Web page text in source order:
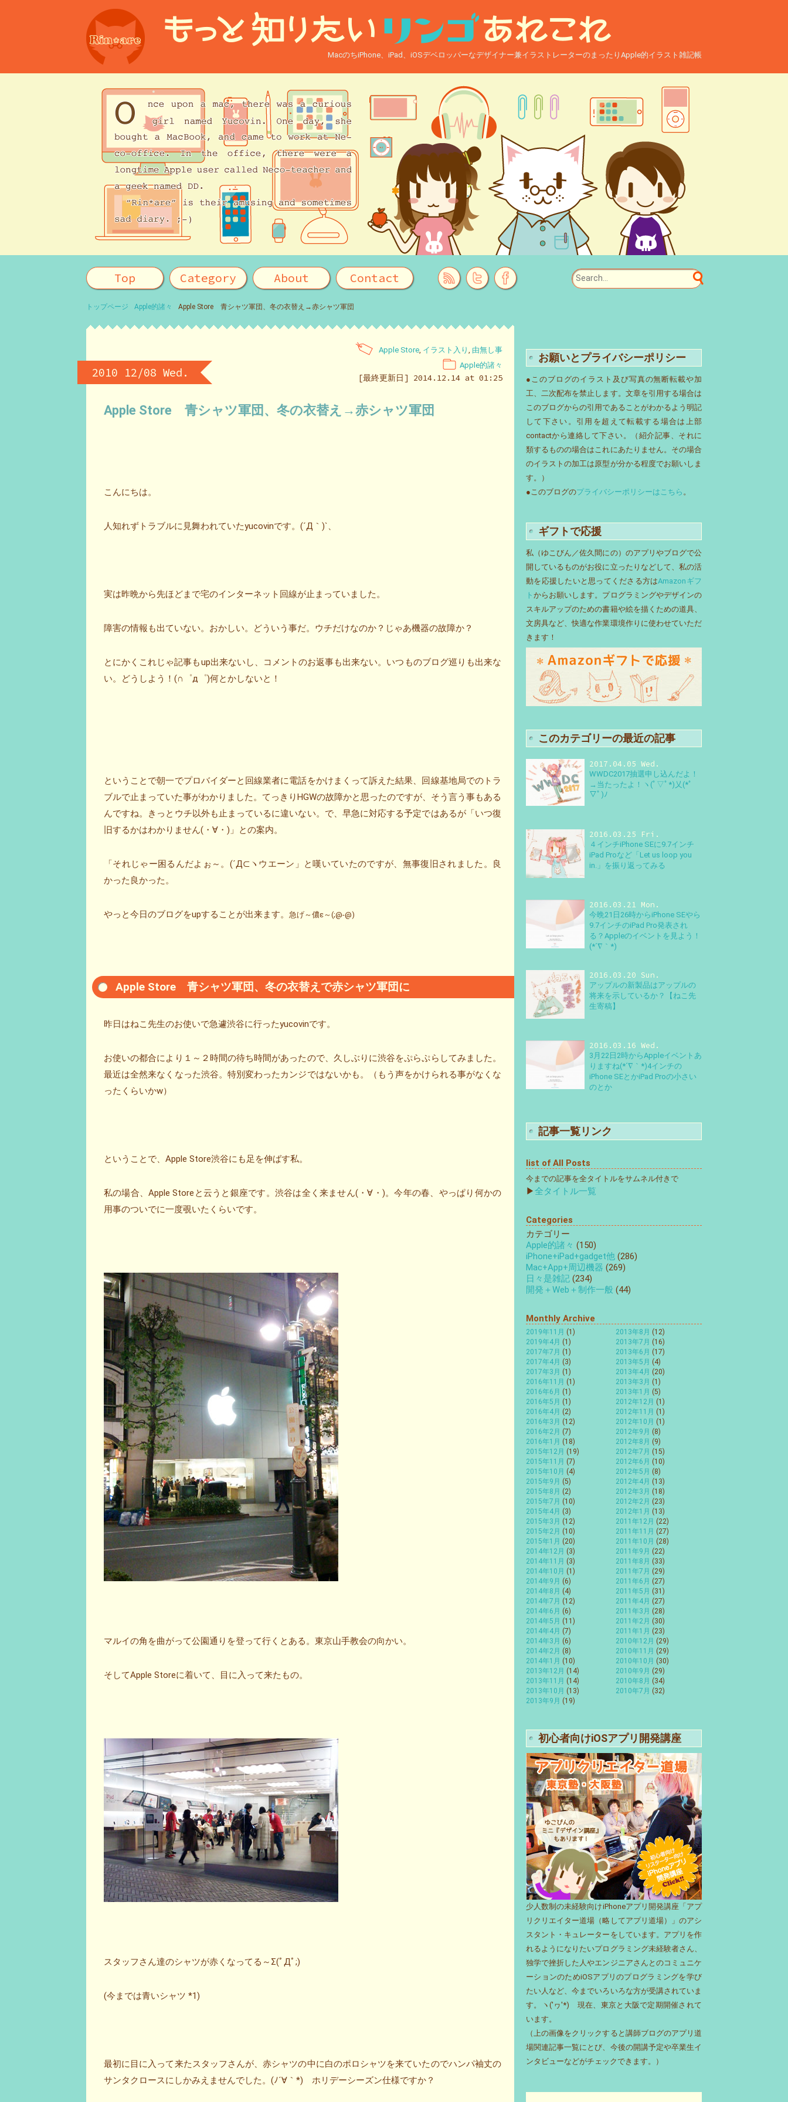
MacのちiPhone、iPad、iOSデベロッパーなデザイナー兼イラストレーターのまったりApple的イラスト雑記帳
Top Category About Contact
トップページ Apple的諸々 Apple Store 青シャツ軍団、冬の衣替え→赤シャツ軍団
2010 12/08 Wed.
Apple的諸々
Apple Store, イラスト入り , 由無し事
[最終更新日] 2014.12.14 at 01:25
Apple Store 青シャツ軍団、冬の衣替え→赤シャツ軍団
こんにちは。
人知れずトラブルに見舞われていたyucovinです。(´Д｀)`、
実は昨晩から先ほどまで宅のインターネット回線が止まっていました。
障害の情報も出ていない。おかしい。どういう事だ。ウチだけなのか？じゃあ機器の故障か？
とにかくこれじゃ記事もup出来ないし、コメントのお返事も出来ない。いつものブログ巡りも出来な
い。どうしよう！(∩゜д゜)何とかしないと！
ということで朝一でプロバイダーと回線業者に電話をかけまくって訴えた結果、回線基地局でのトラ
ブルで止まっていた事がわかりました。てっきりHGWの故障かと思ったのですが、そう言う事もある
んですね。きっとウチ以外も止まっているに違いない。で、早急に対応する予定ではあるが「いつ復
旧するかはわかりません(・∀・)」との案内。
「それじゃー困るんだよぉ～。(´Д⊂ヽウエーン」と嘆いていたのですが、無事復旧されました。良
かった良かった。
やっと今日のブログをupすることが出来ます。 急げ～儂ε～(;@-@)
Apple Store 青シャツ軍団、冬の衣替えで赤シャツ軍団に
昨日はねこ先生のお使いで急遽渋谷に行ったyucovinです。
お使いの都合により１～２時間の待ち時間があったので、久しぶりに渋谷をぷらぷらしてみました。
最近は全然来なくなった渋谷。特別変わったカンジではないかも。（もう声をかけられる事がなくな
ったくらいかw）
ということで、Apple Store渋谷にも足を伸ばす私。
私の場合、Apple Storeと云うと銀座です。渋谷は全く来ません(・∀・)。今年の春、やっぱり何かの
用事のついでに一度覗いたくらいです。
マルイの角を曲がって公園通りを登って行くとある。東京山手教会の向かい。
そしてApple Storeに着いて、目に入って来たもの。
スタッフさん達のシャツが赤くなってる～Σ(ﾟДﾟ;)
(今までは青いシャツ *1)
最初に目に入って来たスタッフさんが、赤シャツの中に白のポロシャツを来ていたのでハンパ袖丈の
サンタクロースにしかみえませんでした。(ﾉ´∀｀*) ホリデーシーズン仕様ですか？
お願いとプライバシーポリシー
●このブログのイラスト及び写真の無断転載や加
工、二次配布を禁止します。文章を引用する場合は
このブログからの引用であることがわかるよう明記
して下さい。引用を超えて転載する場合は上部
contactから連絡して下さい。（紹介記事、それに
類するものの場合はこれにあたりません。その場合
のイラストの加工は原型が分かる程度でお願いしま
す。）
●このブログのプライバシーポリシーはこちら 。
ギフトで応援
私（ゆこびん／佐久間にの）のアプリやブログで公
開しているものがお役に立ったりなどして、私の活
動を応援したいと思ってくださる方はAmazonギフ
トからお願いします。プログラミングやデザインの
スキルアップのための書籍や絵を描くための道具、
文房具など、快適な作業環境作りに使わせていただ
きます！
このカテゴリーの最近の記事
2017.04.05 Wed.
WWDC2017抽選申し込んだよ！
→当たったよ！ヽ(ﾟ▽ﾟ*)乂(*ﾟ
▽ﾟ)ﾉ
2016.03.25 Fri.
４インチiPhone SEに9.7インチ
iPad Proなど「Let us loop you
in.」を振り返ってみる
2016.03.21 Mon.
今晩21日26時からiPhone SEやら
9.7インチのiPad Pro発表され
る？Appleのイベントを見よう！
(*´∇｀*)
2016.03.20 Sun.
アップルの新製品はアップルの
将来を示しているか？【ねこ先
生寄稿】
2016.03.16 Wed.
3月22日2時からAppleイベントあ
りますね(*´∇｀*)4インチの
iPhone SEとかiPad Proの小さい
のとか
記事一覧リンク
list of All Posts
今までの記事を全タイトルをサムネル付きで
▶全タイトル一覧
Categories
カテゴリー
Apple的諸々 (150)
iPhone+iPad+gadget他 (286)
Mac+App+周辺機器 (269)
日々是雑記 (234)
開発＋Web＋制作一般 (44)
Monthly Archive
2019年11月 (1)
2019年4月 (1)
2017年7月 (1)
2017年4月 (3)
2017年3月 (1)
2016年11月 (1)
2016年6月 (1)
2016年5月 (1)
2016年4月 (2)
2016年3月 (12)
2016年2月 (7)
2016年1月 (18)
2015年12月 (19)
2015年11月 (7)
2015年10月 (4)
2015年9月 (5)
2015年8月 (2)
2015年7月 (10)
2015年4月 (3)
2015年3月 (12)
2015年2月 (10)
2015年1月 (20)
2014年12月 (3)
2014年11月 (3)
2014年10月 (1)
2014年9月 (6)
2014年8月 (4)
2014年7月 (12)
2014年6月 (6)
2014年5月 (11)
2014年4月 (7)
2014年3月 (6)
2014年2月 (8)
2014年1月 (10)
2013年12月 (14)
2013年11月 (14)
2013年10月 (13)
2013年9月 (19)
2013年8月 (12)
2013年7月 (16)
2013年6月 (17)
2013年5月 (4)
2013年4月 (20)
2013年3月 (1)
2013年1月 (5)
2012年12月 (1)
2012年11月 (1)
2012年10月 (1)
2012年9月 (8)
2012年8月 (9)
2012年7月 (15)
2012年6月 (10)
2012年5月 (8)
2012年4月 (13)
2012年3月 (18)
2012年2月 (23)
2012年1月 (13)
2011年12月 (22)
2011年11月 (27)
2011年10月 (28)
2011年9月 (22)
2011年8月 (33)
2011年7月 (29)
2011年6月 (27)
2011年5月 (31)
2011年4月 (27)
2011年3月 (28)
2011年2月 (30)
2011年1月 (23)
2010年12月 (29)
2010年11月 (29)
2010年10月 (30)
2010年9月 (29)
2010年8月 (34)
2010年7月 (32)
初心者向けiOSアプリ開発講座
少人数制の未経験向けiPhoneアプリ開発講座「アプ
リクリエイター道場（略してアプリ道場）」のアシ
スタント・キュレーターをしています。アプリを作
れるようになりたいプログラミング未経験者さん、
独学で挫折した人やエンジニアさんとのコミュニケ
ーションのためiOSアプリのプログラミングを学び
たい人など、今までいろいろな方が受講されていま
す。ヽ('ヮ'*)ゝ現在、東京と大阪で定期開催されて
います。
（上の画像をクリックすると講師ブログのアプリ道
場関連記事一覧にとび、今後の開講予定や卒業生イ
ンタビューなどがチェックできます。）